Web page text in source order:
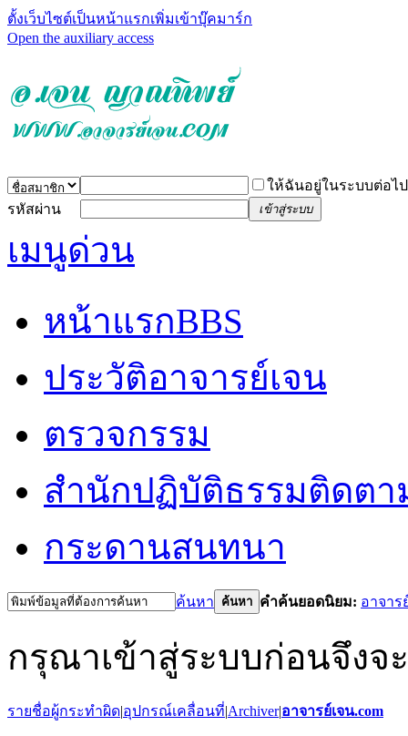
ตั้งเว็บไซต์เป็นหน้าแรกเพิ่มเข้าบุ๊คมาร์ก
Open the auxiliary access
ให้ฉันอยู่ในระบบต่อไป
รหัสผ่าน
เข้าสู่ระบบ
เมนูด่วน
หน้าแรกBBS
ประวัติอาจารย์เจน
ตรวจกรรม
สำนักปฏิบัติธรรมติดต
กระดานสนทนา
ค้นหา ค้นหา คำค้นยอดนิยม: อาจาร
กรุณาเข้าสู่ระบบก่อนจึงจ
รายชื่อผู้กระทำผิด|อุปกรณ์เคลื่อนที่|Archiver|อาจารย์เจน.com